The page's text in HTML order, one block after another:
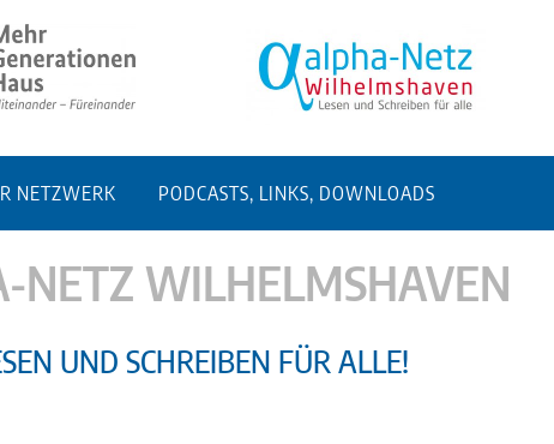
NETZWERK PODCASTS, LINKS, DOWNLOADS
NETZ WILHELMSHAVEN
UND SCHREIBEN FÜR ALLE!